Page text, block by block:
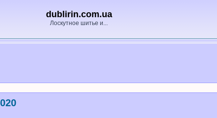
dublirin.com.ua
Лоскутное шитье и...